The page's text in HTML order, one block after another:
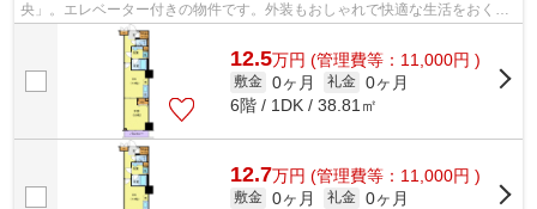
央」。エレベーター付きの物件です。外装もおしゃれで快適な生活をおくる
ことができるマンションです。魅力的な...
12.5万円 (管理費等：11,000円 )
敷金 0ヶ月 礼金 0ヶ月
6階 / 1DK / 38.81㎡
12.7万円 (管理費等：11,000円 )
敷金 0ヶ月 礼金 0ヶ月